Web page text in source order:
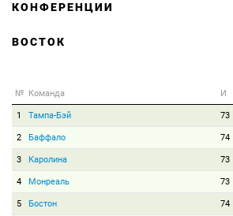
КОНФЕРЕНЦИИ
ВОСТОК
№ Команда И
1 Тампа-Бэй 73
2 Баффало 74
3 Каролина 73
4 Монреаль 73
5 Бостон 74